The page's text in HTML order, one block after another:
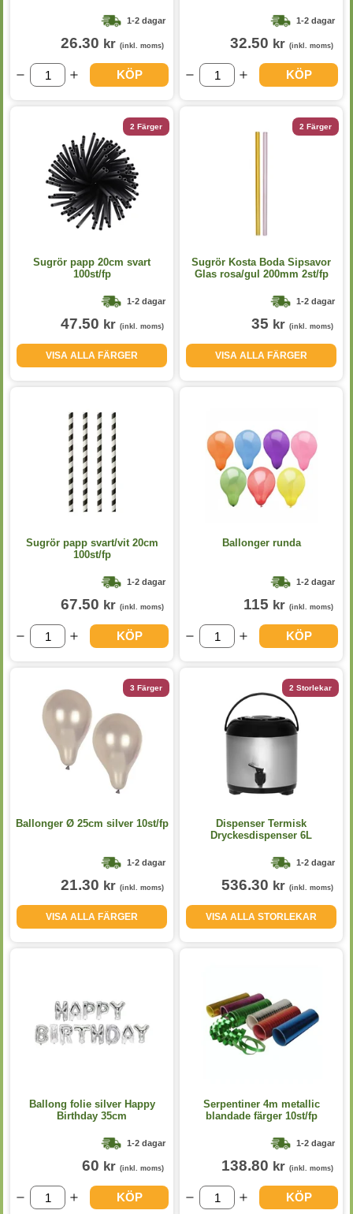
1-2 dagar
26.30 kr (inkl. moms)
KÖP
1-2 dagar
32.50 kr (inkl. moms)
KÖP
2 Färger
Sugrör papp 20cm svart
100st/fp
1-2 dagar
47.50 kr (inkl. moms)
VISA ALLA FÄRGER
2 Färger
Sugrör Kosta Boda Sipsavor
Glas rosa/gul 200mm 2st/fp
1-2 dagar
35 kr (inkl. moms)
VISA ALLA FÄRGER
Sugrör papp svart/vit 20cm
100st/fp
1-2 dagar
67.50 kr (inkl. moms)
KÖP
Ballonger runda
1-2 dagar
115 kr (inkl. moms)
KÖP
3 Färger
Ballonger Ø 25cm silver 10st/fp
1-2 dagar
21.30 kr (inkl. moms)
VISA ALLA FÄRGER
2 Storlekar
Dispenser Termisk
Dryckesdispenser 6L
1-2 dagar
536.30 kr (inkl. moms)
VISA ALLA STORLEKAR
Ballong folie silver Happy
Birthday 35cm
1-2 dagar
60 kr (inkl. moms)
KÖP
Serpentiner 4m metallic
blandade färger 10st/fp
1-2 dagar
138.80 kr (inkl. moms)
KÖP